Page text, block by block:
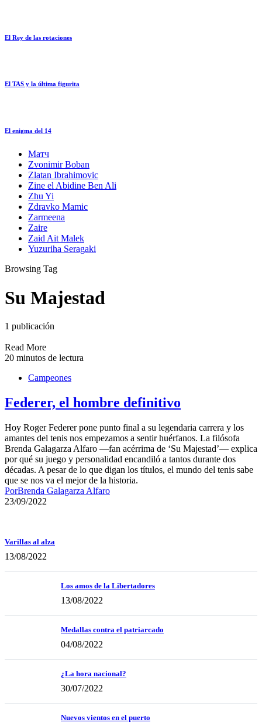
El Rey de las rotaciones
El TAS y la última figurita
El enigma del 14
Матч
Zvonimir Boban
Zlatan Ibrahimovic
Zine el Abidine Ben Ali
Zhu Yi
Zdravko Mamic
Zarmeena
Zaire
Zaid Ait Malek
Yuzuriha Seragaki
Browsing Tag
Su Majestad
1 publicación
Read More
20 minutos de lectura
Campeones
Federer, el hombre definitivo
Hoy Roger Federer pone punto final a su legendaria carrera y los
amantes del tenis nos empezamos a sentir huérfanos. La filósofa
Brenda Galagarza Alfaro —fan acérrima de ‘Su Majestad’— explica
por qué su juego y personalidad encandiló a tantos durante dos
décadas. A pesar de lo que digan los títulos, el mundo del tenis sabe
que se nos va el mejor de la historia.
PorBrenda Galagarza Alfaro
23/09/2022
Varillas al alza
13/08/2022
Los amos de la Libertadores
13/08/2022
Medallas contra el patriarcado
04/08/2022
¿La hora nacional?
30/07/2022
Nuevos vientos en el puerto